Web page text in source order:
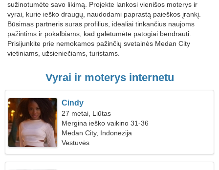
sužinotumėte savo likimą. Projekte lankosi vienišos moterys ir
vyrai, kurie ieško draugų, naudodami paprastą paieškos įrankį.
Būsimas partneris suras profilius, idealiai tinkančius naujoms
pažintims ir pokalbiams, kad galėtumėte patogiai bendrauti.
Prisijunkite prie nemokamos pažinčių svetainės Medan City
vietiniams, užsieniečiams, turistams.
Vyrai ir moterys internetu
Cindy
27 metai, Liūtas
Mergina ieško vaikino 31-36
Medan City, Indonezija
Vestuvės